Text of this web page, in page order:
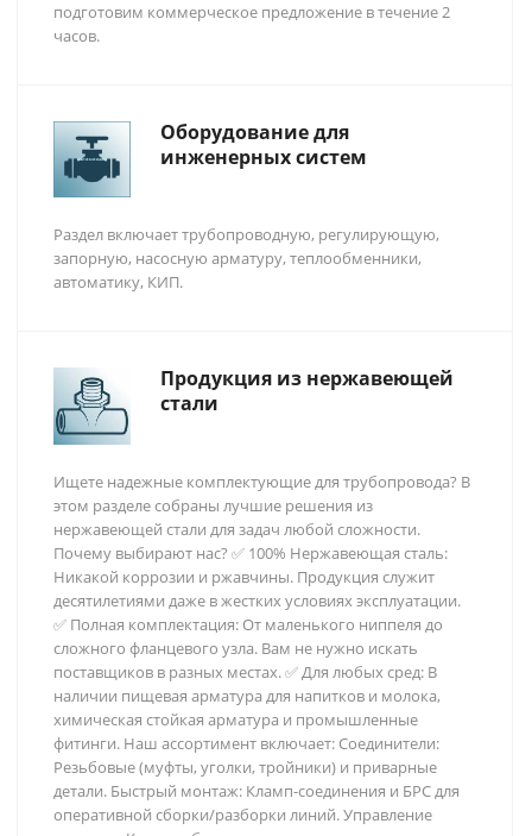
подготовим коммерческое предложение в течение 2
часов.
Оборудование для
инженерных систем
Раздел включает трубопроводную, регулирующую,
запорную, насосную арматуру, теплообменники,
автоматику, КИП.
Продукция из нержавеющей
стали
Ищете надежные комплектующие для трубопровода? В
этом разделе собраны лучшие решения из
нержавеющей стали для задач любой сложности.
Почему выбирают нас? ✅ 100% Нержавеющая сталь:
Никакой коррозии и ржавчины. Продукция служит
десятилетиями даже в жестких условиях эксплуатации.
✅ Полная комплектация: От маленького ниппеля до
сложного фланцевого узла. Вам не нужно искать
поставщиков в разных местах. ✅ Для любых сред: В
наличии пищевая арматура для напитков и молока,
химическая стойкая арматура и промышленные
фитинги. Наш ассортимент включает: Соединители:
Резьбовые (муфты, уголки, тройники) и приварные
детали. Быстрый монтаж: Кламп-соединения и БРС для
оперативной сборки/разборки линий. Управление